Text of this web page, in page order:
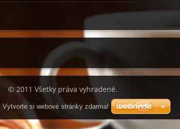
© 2011 Všetky práva vyhradené.
Vytvorte si webové stránky zdarma!